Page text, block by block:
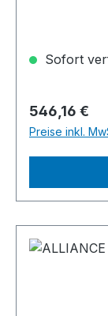
Sofort
Regulärer
546,16 €
Preise inkl.